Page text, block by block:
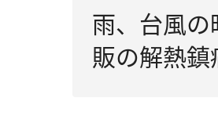
雨、台風
販の解熱